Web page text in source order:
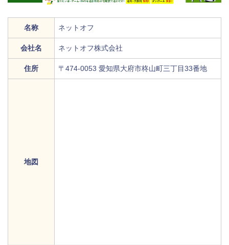
名称 ネットオフ
会社名 ネットオフ株式会社
住所 〒474-0053 愛知県大府市柊山町三丁目33番地
地図